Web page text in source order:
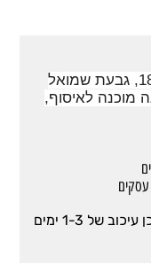
מהחנות, רח' בן גוריון 18, גבעת שמואל
מוכנה לאיסוף,
בהזמנת רקמה או הטבעה על מוצר יתכן עיכוב של 1-3 ימים